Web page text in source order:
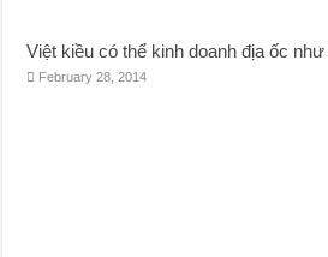
Việt kiều có thể kinh doanh địa ốc
February 28, 2014